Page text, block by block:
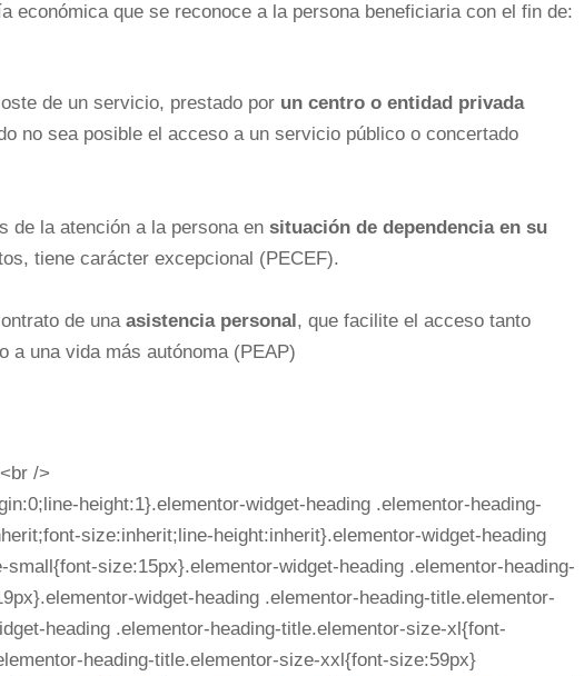
económica que se reconoce a la persona beneficiaria con el fin de:
de un servicio, prestado por un centro o entidad privada
no sea posible el acceso a un servicio público o concertado
de la atención a la persona en situación de dependencia en su
tiene carácter excepcional (PECEF).
de una asistencia personal, que facilite el acceso tanto
a una vida más autónoma (PEAP)
/>
height:1}.elementor-widget-heading .elementor-heading-
size:inherit;line-height:inherit}.elementor-widget-heading
size:15px}.elementor-widget-heading .elementor-heading-
widget-heading .elementor-heading-title.elementor-
heading .elementor-heading-title.elementor-size-xl{font-
heading-title.elementor-size-xxl{font-size:59px}